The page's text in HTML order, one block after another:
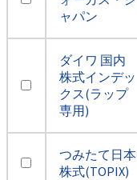
ャパン
ダイワ 国内
株式インデッ
クス(ラップ
専用)
つみたて日本
株式(TOPIX)